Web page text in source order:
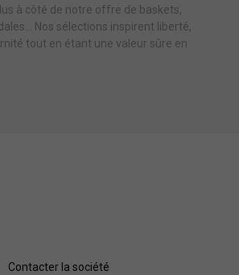
à côté de notre offre de baskets,
Nos sélections inspirent liberté,
tout en étant une valeur sûre en
Contacter la société